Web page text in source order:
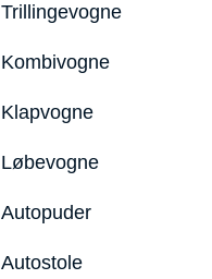
Trillingevogne
Kombivogne
Klapvogne
Løbevogne
Autopuder
Autostole